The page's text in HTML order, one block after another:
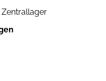
Zentrallager